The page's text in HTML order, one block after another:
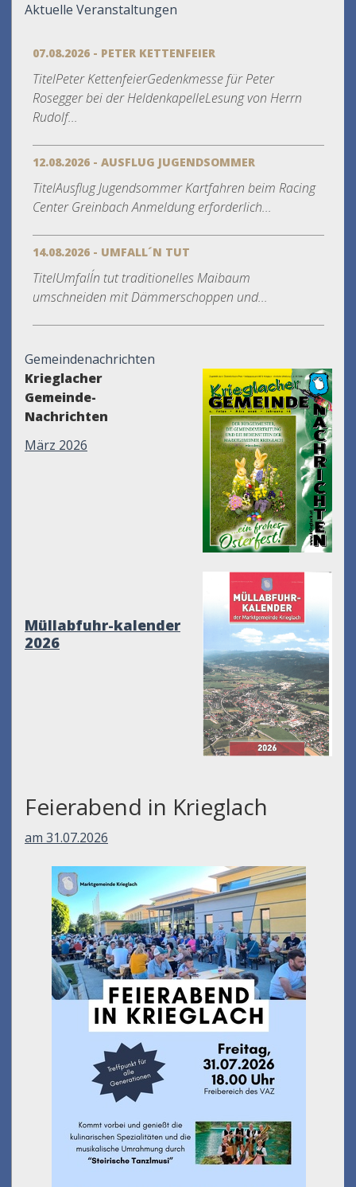
Aktuelle Veranstaltungen
07.08.2026 - PETER KETTENFEIER
TitelPeter KettenfeierGedenkmesse für Peter
Rosegger bei der HeldenkapelleLesung von Herrn
Rudolf...
12.08.2026 - AUSFLUG JUGENDSOMMER
TitelAusflug Jugendsommer Kartfahren beim Racing
Center Greinbach Anmeldung erforderlich...
14.08.2026 - UMFALL´N TUT
TitelUmfall´n tut traditionelles Maibaum
umschneiden mit Dämmerschoppen und...
Gemeindenachrichten
Krieglacher
Gemeinde-
Nachrichten
März 2026
Müllabfuhr-kalender
2026
Feierabend in Krieglach
am 31.07.2026